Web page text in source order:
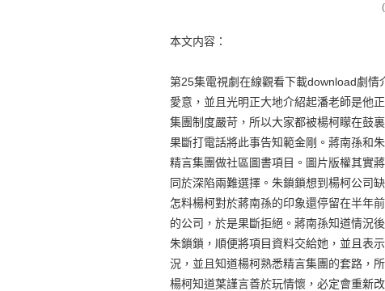
本文内容：
第25集電視劇在線觀看下載download劇
愛意，並且光明正大地介紹起潘老師是他
集團制度嚴苛，所以大家都被楊柯矇在鼓
果斷打電話將此事告知範金剛。蔣南孫和
精言集團做社區圖書項目。圖片版權其實
同於深陷兩難選擇。朱鎖鎖想到楊柯公司
怎料楊柯對於蔣南孫的印象還停留在半年
的公司，於是果斷拒絕。蔣南孫知道情況
朱鎖鎖，順便將項目資料交給她，並且表
況，並且知道楊柯熟悉精言集團的套路，
楊柯知道葉謹言善於玩情懷，必定會重新